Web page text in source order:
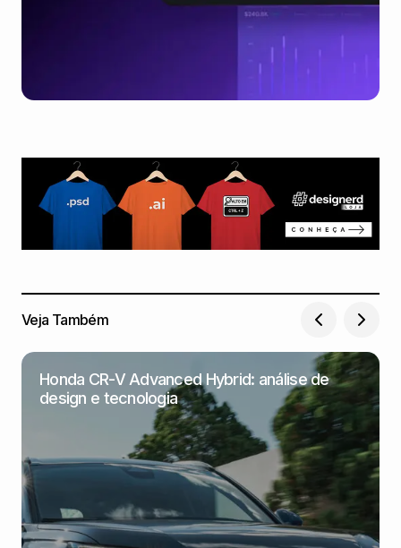
Veja Também
Honda CR-V Advanced Hybrid: análise de
design e tecnologia